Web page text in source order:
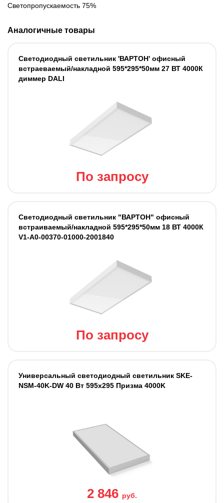
Светопропускаемость 75%
Аналогичные товары
Светодиодный светильник 'ВАРТОН' офисный
встраеваемый/накладной 595*295*50мм 27 ВТ 4000К
диммер DALI
По запросу
Светодиодный светильник "ВАРТОН" офисный
встраиваемый/накладной 595*295*50мм 18 ВТ 4000К
V1-A0-00370-01000-2001840
По запросу
Универсальный светодиодный светильник SKE-
NSM-40K-DW 40 Вт 595x295 Призма 4000K
2 846 руб.